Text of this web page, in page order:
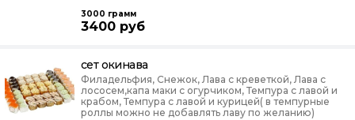
3000 грамм
3400 руб
сет окинава
Филадельфия, Снежок, Лава с креветкой, Лава с
лососем,капа маки с огурчиком, Темпура с лавой и
крабом, Темпура с лавой и курицей( в темпурные
роллы можно не добавлять лаву по желанию)